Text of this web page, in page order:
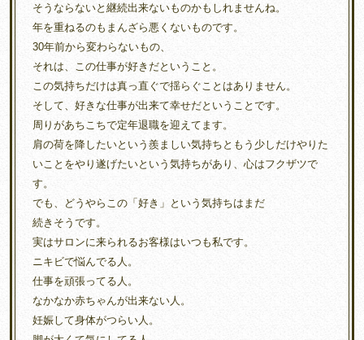
そうならないと継続出来ないものかもしれませんね。
年を重ねるのもまんざら悪くないものです。
30年前から変わらないもの、
それは、この仕事が好きだということ。
この気持ちだけは真っ直ぐで揺らぐことはありません。
そして、好きな仕事が出来て幸せだということです。
周りがあちこちで定年退職を迎えてます。
肩の荷を降したいという羨ましい気持ちともう少しだけやりた
いことをやり遂げたいという気持ちがあり、心はフクザツで
す。
でも、どうやらこの「好き」という気持ちはまだ
続きそうです。
実はサロンに来られるお客様はいつも私です。
ニキビで悩んでる人。
仕事を頑張ってる人。
なかなか赤ちゃんが出来ない人。
妊娠して身体がつらい人。